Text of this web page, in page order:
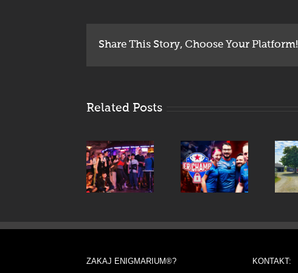
Share This Story, Choose Your Platform!
Related Posts
ustanoviteljico
ne
zamudi –
spletne
Champ
Enigmarium
odprl
vrata na
navdušeni
ZAKAJ ENIGMARIUM®? KONTAKT: